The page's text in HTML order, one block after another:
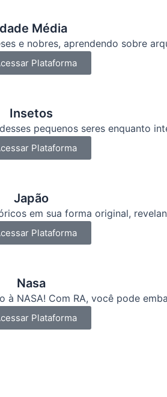
Média
e nobres, aprendendo sobre
Plataforma
Insetos
pequenos seres enquanto
Plataforma
Japão
em sua forma original,
Plataforma
Nasa
NASA! Com RA, você pode
Plataforma